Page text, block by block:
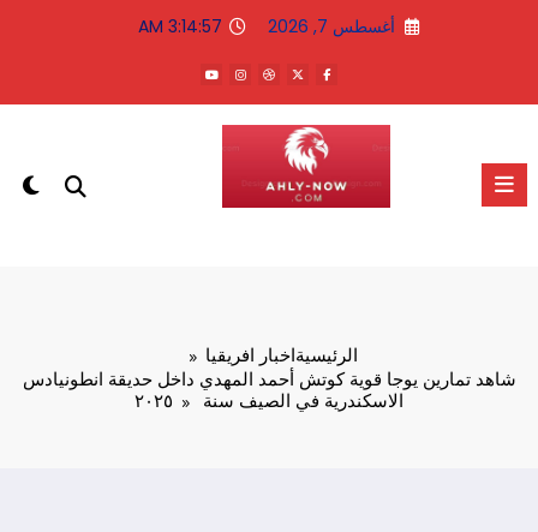
أغسطس 7, 2026 3:14:57 AM
الرئيسيةاخبار افريقيا
شاهد تمارين يوجا قوية كوتش أحمد المهدي داخل حديقة انطونيادس
الاسكندرية في الصيف سنة ٢٠٢٥